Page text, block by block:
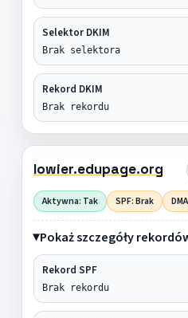
Selektor DKIM
Brak selektora
Rekord DKIM
Brak rekordu
lowier.edupage.org
Aktywna: Tak SPF: Brak
Pokaż szczegóły
Rekord SPF
Brak rekordu